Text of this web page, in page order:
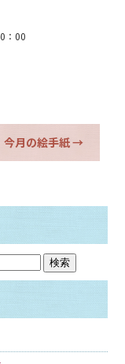
：00
今月の絵手紙→